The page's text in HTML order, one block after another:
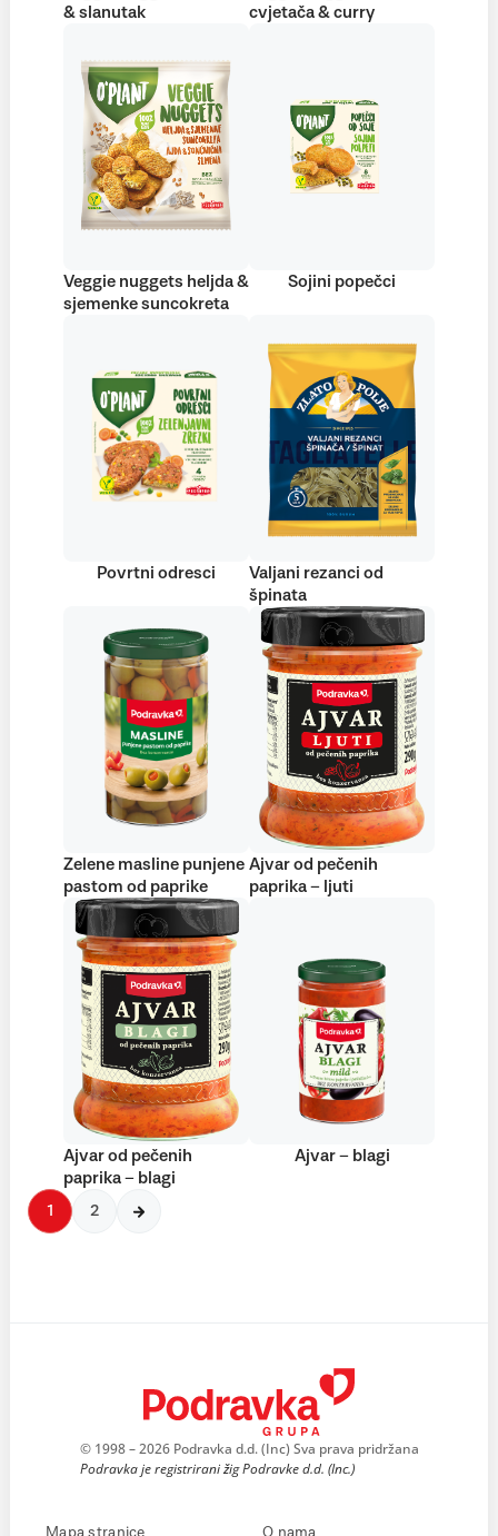
& slanutak
cvjetača & curry
Veggie nuggets heljda &
sjemenke suncokreta
Sojini popečci
Povrtni odresci
Valjani rezanci od
špinata
Zelene masline punjene
pastom od paprike
Ajvar od pečenih
paprika – ljuti
Ajvar od pečenih
paprika – blagi
Ajvar – blagi
1 2
© 1998 – 2026 Podravka d.d. (Inc) Sva prava pridržana
Podravka je registrirani žig Podravke d.d. (Inc.)
Mapa stranice O nama